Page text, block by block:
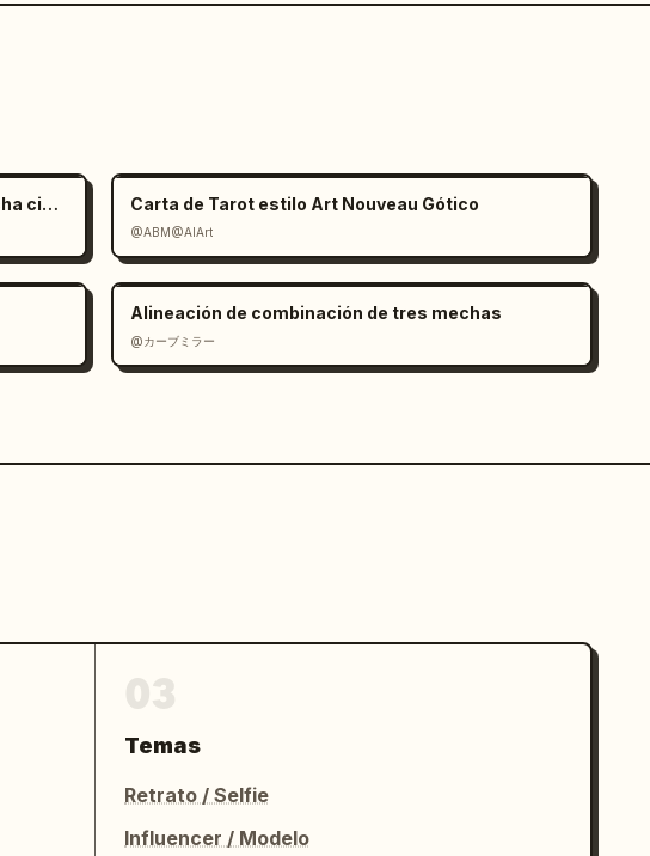
Prompt de ficha de personaje: “Crea una ficha cinemat Carta de Tarot estilo Art Nouveau Gótico
@ABM@AIArt
Alineación de combinación de tres mechas
@カーブミラー
Temas
Retrato / Selfie
Influencer / Modelo